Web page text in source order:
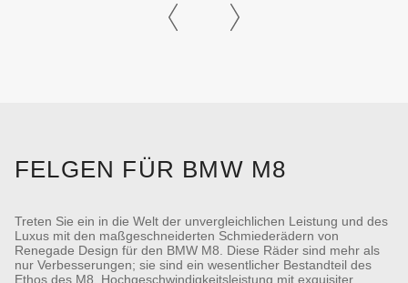
FELGEN FÜR BMW M8
Treten Sie ein in die Welt der unvergleichlichen Leistung und des
Luxus mit den maßgeschneiderten Schmiederädern von
Renegade Design für den BMW M8. Diese Räder sind mehr als
nur Verbesserungen; sie sind ein wesentlicher Bestandteil des
Ethos des M8, Hochgeschwindigkeitsleistung mit exquisiter